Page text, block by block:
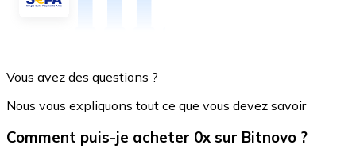
Vous avez des questions ?
Nous vous expliquons tout ce que vous devez savoir
Comment puis-je acheter 0x sur Bitnovo ?